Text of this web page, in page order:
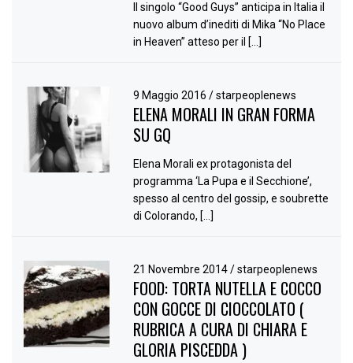
Il singolo “Good Guys” anticipa in Italia il
nuovo album d’inediti di Mika “No Place
in Heaven” atteso per il […]
9 Maggio 2016/ starpeoplenews
ELENA MORALI IN GRAN FORMA
SU GQ
Elena Morali ex protagonista del
programma ‘La Pupa e il Secchione’,
spesso al centro del gossip, e soubrette
di Colorando, […]
21 Novembre 2014/ starpeoplenews
FOOD: TORTA NUTELLA E COCCO
CON GOCCE DI CIOCCOLATO (
RUBRICA A CURA DI CHIARA E
GLORIA PISCEDDA )